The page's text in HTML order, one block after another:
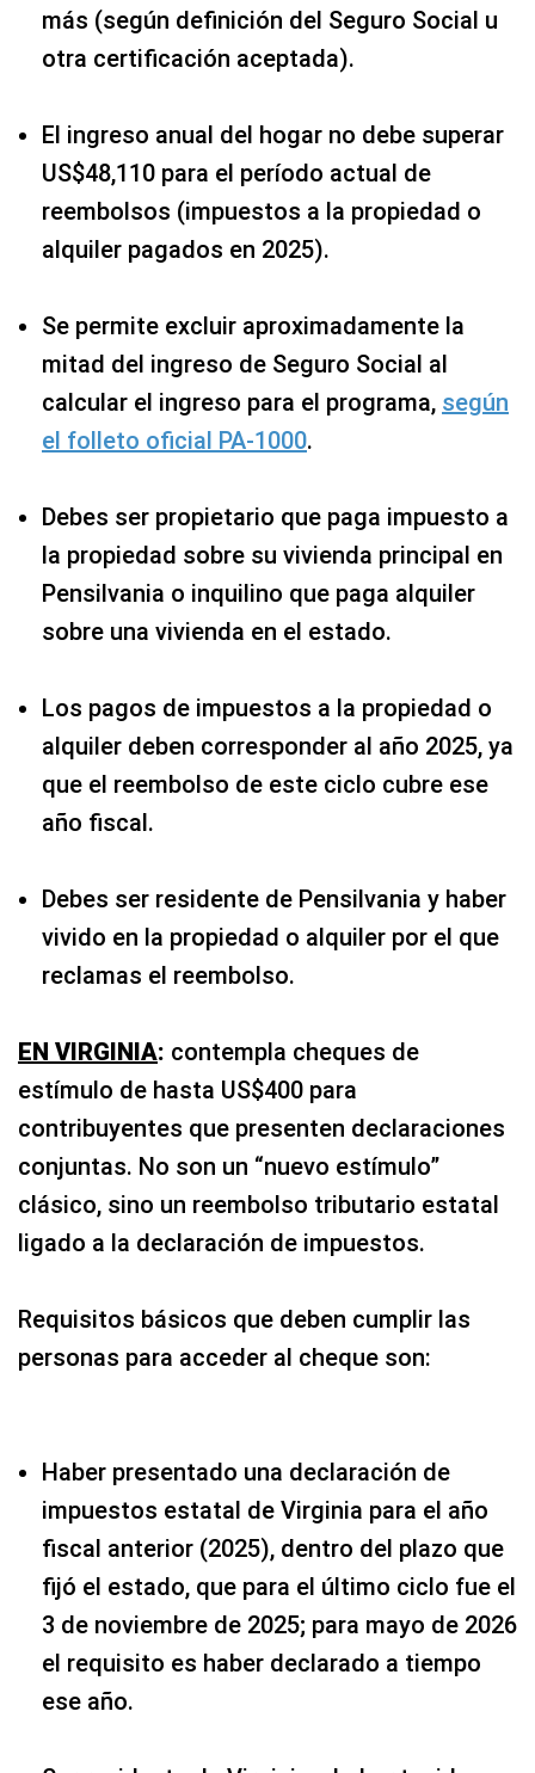
más (según definición del Seguro Social u
otra certificación aceptada).
El ingreso anual del hogar no debe superar
US$48,110 para el período actual de
reembolsos (impuestos a la propiedad o
alquiler pagados en 2025).
Se permite excluir aproximadamente la
mitad del ingreso de Seguro Social al
calcular el ingreso para el programa, según
el folleto oficial PA-1000.
Debes ser propietario que paga impuesto a
la propiedad sobre su vivienda principal en
Pensilvania o inquilino que paga alquiler
sobre una vivienda en el estado.
Los pagos de impuestos a la propiedad o
alquiler deben corresponder al año 2025, ya
que el reembolso de este ciclo cubre ese
año fiscal.
Debes ser residente de Pensilvania y haber
vivido en la propiedad o alquiler por el que
reclamas el reembolso.
EN VIRGINIA: contempla cheques de
estímulo de hasta US$400 para
contribuyentes que presenten declaraciones
conjuntas. No son un “nuevo estímulo”
clásico, sino un reembolso tributario estatal
ligado a la declaración de impuestos.
Requisitos básicos que deben cumplir las
personas para acceder al cheque son:
Haber presentado una declaración de
impuestos estatal de Virginia para el año
fiscal anterior (2025), dentro del plazo que
fijó el estado, que para el último ciclo fue el
3 de noviembre de 2025; para mayo de 2026
el requisito es haber declarado a tiempo
ese año.